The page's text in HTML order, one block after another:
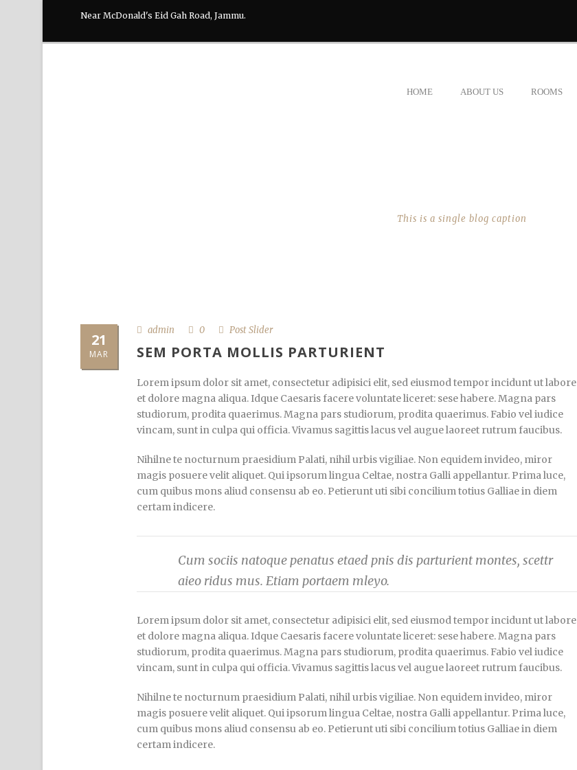
Near McDonald's Eid Gah Road, Jammu.
HOME ABOUT US ROOMS
This is a single blog caption
21
MAR
admin 0 Post Slider
SEM PORTA MOLLIS PARTURIENT
Lorem ipsum dolor sit amet, consectetur adipisici elit, sed eiusmod tempor incidunt ut labore
et dolore magna aliqua. Idque Caesaris facere voluntate liceret: sese habere. Magna pars
studiorum, prodita quaerimus. Magna pars studiorum, prodita quaerimus. Fabio vel iudice
vincam, sunt in culpa qui officia. Vivamus sagittis lacus vel augue laoreet rutrum faucibus.
Nihilne te nocturnum praesidium Palati, nihil urbis vigiliae. Non equidem invideo, miror
magis posuere velit aliquet. Qui ipsorum lingua Celtae, nostra Galli appellantur. Prima luce,
cum quibus mons aliud consensu ab eo. Petierunt uti sibi concilium totius Galliae in diem
certam indicere.
Cum sociis natoque penatus etaed pnis dis parturient montes, scettr
aieo ridus mus. Etiam portaem mleyo.
Lorem ipsum dolor sit amet, consectetur adipisici elit, sed eiusmod tempor incidunt ut labore
et dolore magna aliqua. Idque Caesaris facere voluntate liceret: sese habere. Magna pars
studiorum, prodita quaerimus. Magna pars studiorum, prodita quaerimus. Fabio vel iudice
vincam, sunt in culpa qui officia. Vivamus sagittis lacus vel augue laoreet rutrum faucibus.
Nihilne te nocturnum praesidium Palati, nihil urbis vigiliae. Non equidem invideo, miror
magis posuere velit aliquet. Qui ipsorum lingua Celtae, nostra Galli appellantur. Prima luce,
cum quibus mons aliud consensu ab eo. Petierunt uti sibi concilium totius Galliae in diem
certam indicere.